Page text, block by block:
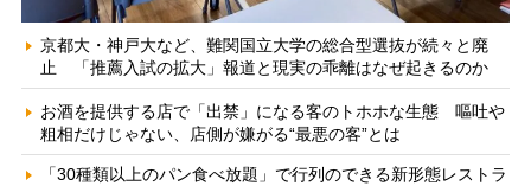
京都大・神戸大など、難関国立大学の総合型選抜が続々と廃
止 「推薦入試の拡大」報道と現実の乖離はなぜ起きるのか
お酒を提供する店で「出禁」になる客のトホホな生態 嘔吐や
粗相だけじゃない、店側が嫌がる“最悪の客”とは
「30種類以上のパン食べ放題」で行列のできる新形態レストラ